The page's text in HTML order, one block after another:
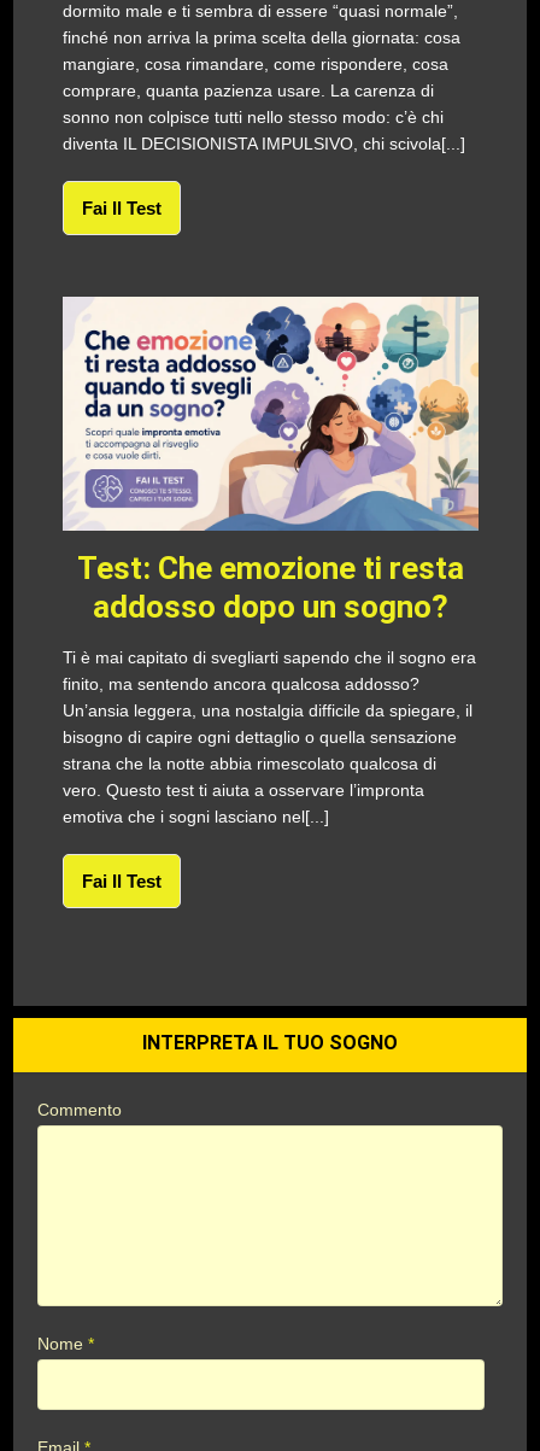
dormito male e ti sembra di essere “quasi normale”,
finché non arriva la prima scelta della giornata: cosa
mangiare, cosa rimandare, come rispondere, cosa
comprare, quanta pazienza usare. La carenza di
sonno non colpisce tutti nello stesso modo: c’è chi
diventa IL DECISIONISTA IMPULSIVO, chi scivola[...]
Fai Il Test
Test: Che emozione ti resta
addosso dopo un sogno?
Ti è mai capitato di svegliarti sapendo che il sogno era
finito, ma sentendo ancora qualcosa addosso?
Un’ansia leggera, una nostalgia difficile da spiegare, il
bisogno di capire ogni dettaglio o quella sensazione
strana che la notte abbia rimescolato qualcosa di
vero. Questo test ti aiuta a osservare l’impronta
emotiva che i sogni lasciano nel[...]
Fai Il Test
INTERPRETA IL TUO SOGNO
Commento
Nome*